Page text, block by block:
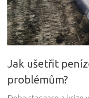
Jak ušetřit
problémům?